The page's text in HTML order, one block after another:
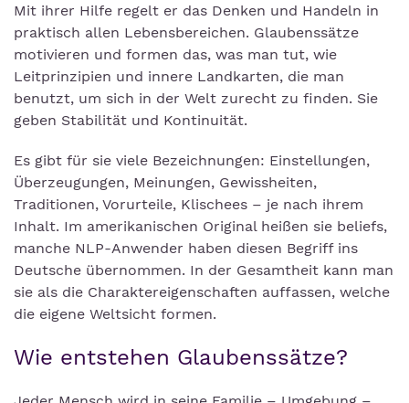
Mit ihrer Hilfe regelt er das Denken und Handeln in
praktisch allen Lebensbereichen. Glaubenssätze
motivieren und formen das, was man tut, wie
Leitprinzipien und innere Landkarten, die man
benutzt, um sich in der Welt zurecht zu finden. Sie
geben Stabilität und Kontinuität.
Es gibt für sie viele Bezeichnungen: Einstellungen,
Überzeugungen, Meinungen, Gewissheiten,
Traditionen, Vorurteile, Klischees – je nach ihrem
Inhalt. Im amerikanischen Original heißen sie beliefs,
manche NLP-Anwender haben diesen Begriff ins
Deutsche übernommen. In der Gesamtheit kann man
sie als die Charaktereigenschaften auffassen, welche
die eigene Weltsicht formen.
Wie entstehen Glaubenssätze?